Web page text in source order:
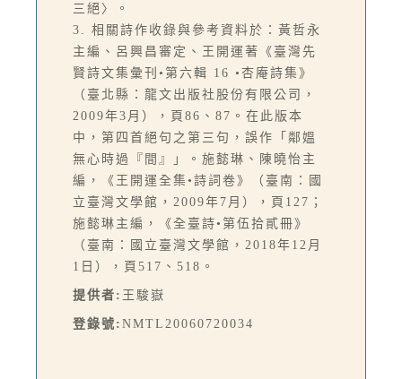
三絕〉。
3. 相關詩作收錄與參考資料於：黃哲永
主編、呂興昌審定、王開運著《臺灣先
賢詩文集彙刊•第六輯 16 •杏庵詩集》
（臺北縣：龍文出版社股份有限公司，
2009年3月），頁86、87。在此版本
中，第四首絕句之第三句，誤作「鄰媼
無心時過『間』」。施懿琳、陳曉怡主
編，《王開運全集•詩詞卷》（臺南：國
立臺灣文學館，2009年7月），頁127；
施懿琳主編，《全臺詩•第伍拾貳冊》
（臺南：國立臺灣文學館，2018年12月
1日），頁517、518。
提供者: 王駿嶽
登錄號: NMTL20060720034